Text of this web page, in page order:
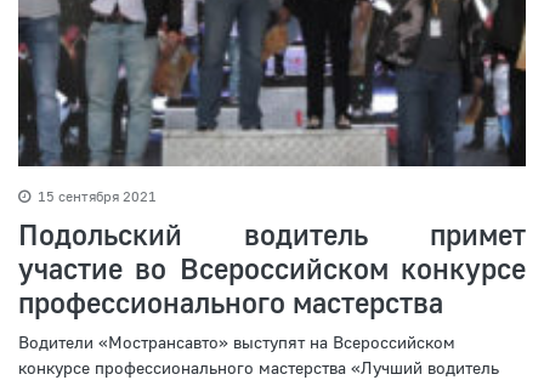
15 сентября 2021
Подольский водитель примет
участие во Всероссийском конкурсе
профессионального мастерства
Водители «Мострансавто» выступят на Всероссийском
конкурсе профессионального мастерства «Лучший водитель